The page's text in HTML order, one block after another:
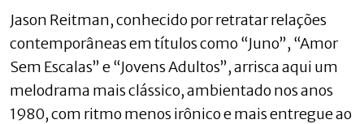
Jason Reitman, conhecido por retratar relações
contemporâneas em títulos como “Juno”, “Amor
Sem Escalas” e “Jovens Adultos”, arrisca aqui um
melodrama mais clássico, ambientado nos anos
1980, com ritmo menos irônico e mais entregue ao